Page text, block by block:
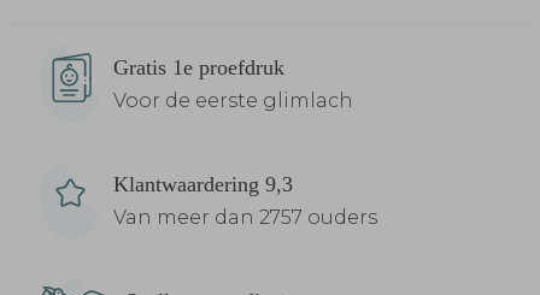
Gratis 1e proefdruk
Voor de eerste glimlach
Klantwaardering 9,3
Van meer dan 2757 ouders